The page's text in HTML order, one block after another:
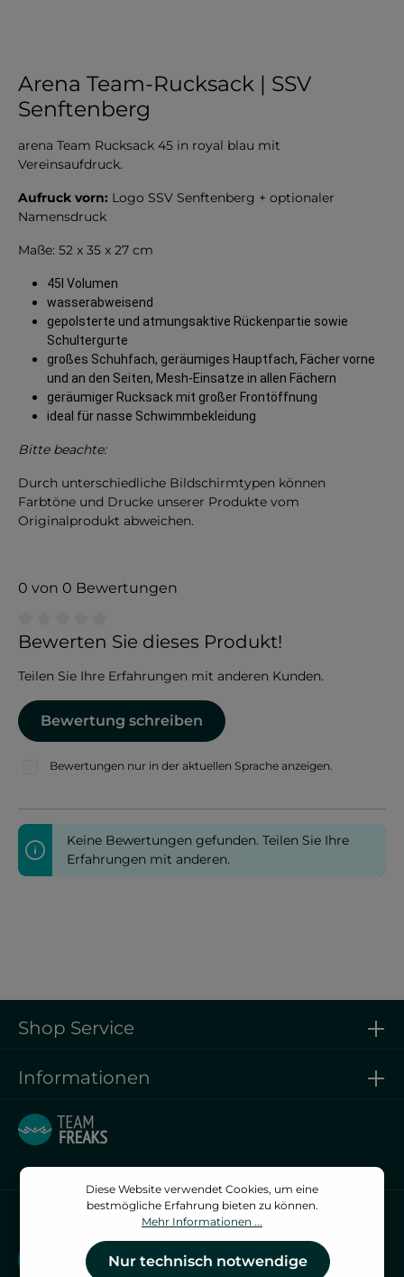
Arena Team-Rucksack | SSV
Senftenberg
arena Team Rucksack 45 in royal blau mit
Vereinsaufdruck.
Aufruck vorn: Logo SSV Senftenberg + optionaler
Namensdruck
Maße: 52 x 35 x 27 cm
45l Volumen
wasserabweisend
gepolsterte und atmungsaktive Rückenpartie sowie
Schultergurte
großes Schuhfach, geräumiges Hauptfach, Fächer vorne
und an den Seiten, Mesh-Einsatze in allen Fächern
geräumiger Rucksack mit großer Frontöffnung
ideal für nasse Schwimmbekleidung
Bitte beachte:
Durch unterschiedliche Bildschirmtypen können
Farbtöne und Drucke unserer Produkte vom
Originalprodukt abweichen.
0 von 0 Bewertungen
Durchschnittliche Bewertung von 0 von 5 Sternen
Bewerten Sie dieses Produkt!
Teilen Sie Ihre Erfahrungen mit anderen Kunden.
Bewertung schreiben
Bewertungen nur in der aktuellen Sprache anzeigen.
Keine Bewertungen gefunden. Teilen Sie Ihre
Erfahrungen mit anderen.
Vertrag widerrufen
Vertrag widerrufen
Shop Service
Informationen
Diese Website verwendet Cookies, um eine
bestmögliche Erfahrung bieten zu können.
Mehr Informationen ...
Nur technisch notwendige